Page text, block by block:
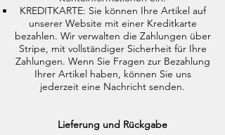
KREDITKARTE: Sie können Ihre Artikel auf
unserer Website mit einer Kreditkarte
bezahlen. Wir verwalten die Zahlungen über
Stripe, mit vollständiger Sicherheit für Ihre
Zahlungen. Wenn Sie Fragen zur Bezahlung
Ihrer Artikel haben, können Sie uns
jederzeit eine Nachricht senden.
Lieferung und Rückgabe